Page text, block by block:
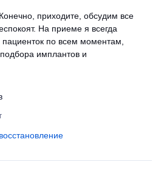
приходите, обсудим все
На приеме я всегда
по всем моментам,
имплантов и